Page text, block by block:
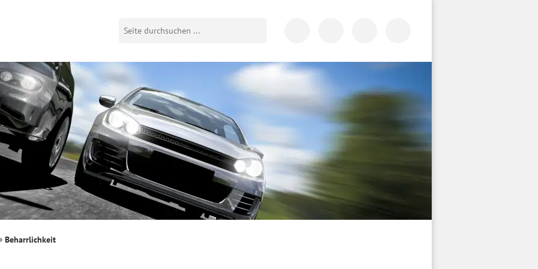
Beharrlichkeit